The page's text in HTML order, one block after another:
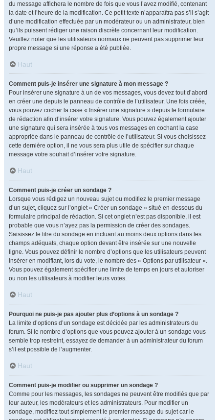
du message affichera le nombre de fois que vous l’avez modifié, contenant
la date et l’heure de la modification. Ce petit texte n’apparaîtra pas s’il s’agit
d’une modification effectuée par un modérateur ou un administrateur, bien
qu’ils puissent rédiger une raison discrète concernant leur modification.
Veuillez noter que les utilisateurs normaux ne peuvent pas supprimer leur
propre message si une réponse a été publiée.
Haut
Comment puis-je insérer une signature à mon message ?
Pour insérer une signature à un de vos messages, vous devez tout d’abord
en créer une depuis le panneau de contrôle de l’utilisateur. Une fois créée,
vous pouvez cocher la case « Insérer une signature » depuis le formulaire
de rédaction afin d’insérer votre signature. Vous pouvez également ajouter
une signature qui sera insérée à tous vos messages en cochant la case
appropriée dans le panneau de contrôle de l’utilisateur. Si vous choisissez
cette dernière option, il ne vous sera plus utile de spécifier sur chaque
message votre souhait d’insérer votre signature.
Haut
Comment puis-je créer un sondage ?
Lorsque vous rédigez un nouveau sujet ou modifiez le premier message
d’un sujet, cliquez sur l’onglet « Créer un sondage » situé en-dessous du
formulaire principal de rédaction. Si cet onglet n’est pas disponible, il est
probable que vous n’ayez pas la permission de créer des sondages.
Saisissez le titre du sondage en incluant au moins deux options dans les
champs adéquats, chaque option devant être insérée sur une nouvelle
ligne. Vous pouvez définir le nombre d’options que les utilisateurs peuvent
insérer en modifiant, lors du vote, le nombre des « Options par utilisateur ».
Vous pouvez également spécifier une limite de temps en jours et autoriser
ou non les utilisateurs à modifier leurs votes.
Haut
Pourquoi ne puis-je pas ajouter plus d’options à un sondage ?
La limite d’options d’un sondage est décidée par les administrateurs du
forum. Si le nombre d’options que vous pouvez ajouter à un sondage vous
semble trop restreint, essayez de demander à un administrateur du forum
s’il est possible de l’augmenter.
Haut
Comment puis-je modifier ou supprimer un sondage ?
Comme pour les messages, les sondages ne peuvent être modifiés que par
leur auteur, les modérateurs et les administrateurs. Pour modifier un
sondage, modifiez tout simplement le premier message du sujet car le